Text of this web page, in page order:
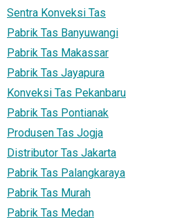
Sentra Konveksi Tas
Pabrik Tas Banyuwangi
Pabrik Tas Makassar
Pabrik Tas Jayapura
Konveksi Tas Pekanbaru
Pabrik Tas Pontianak
Produsen Tas Jogja
Distributor Tas Jakarta
Pabrik Tas Palangkaraya
Pabrik Tas Murah
Pabrik Tas Medan